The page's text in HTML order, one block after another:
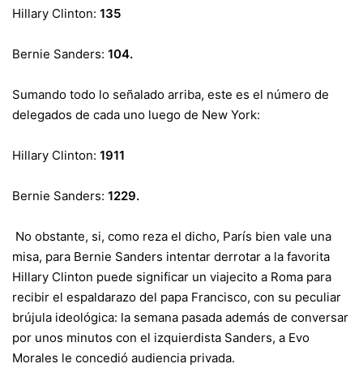
Hillary Clinton: 135
Bernie Sanders: 104.
Sumando todo lo señalado arriba, este es el número de
delegados de cada uno luego de New York:
Hillary Clinton: 1911
Bernie Sanders: 1229.
No obstante, si, como reza el dicho, París bien vale una
misa, para Bernie Sanders intentar derrotar a la favorita
Hillary Clinton puede significar un viajecito a Roma para
recibir el espaldarazo del papa Francisco, con su peculiar
brújula ideológica: la semana pasada además de conversar
por unos minutos con el izquierdista Sanders, a Evo
Morales le concedió audiencia privada.